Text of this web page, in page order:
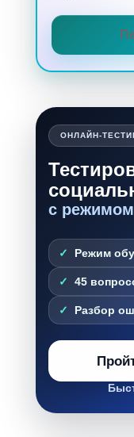
ОНЛАЙН-
с режимом
Режим
45
Разбор